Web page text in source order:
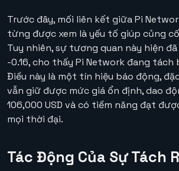
Trước đây, mối liên kết giữa Pi
từng được xem là yếu tố giúp củng
Tuy nhiên, sự tương quan này hiện
-0.16, cho thấy Pi Network đang
Điều này là một tín hiệu báo động,
vẫn giữ được mức giá ổn định, dao
106,000 USD và có tiềm năng đạt
mọi thời đại.
Tác Động Của Sự Tách